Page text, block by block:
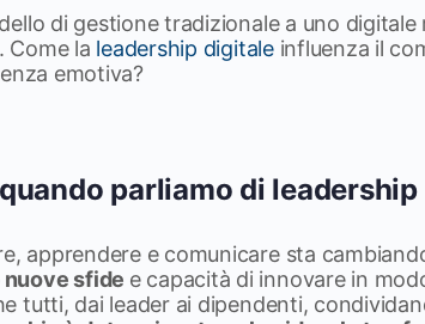
di gestione tradizionale a uno
Come la leadership digitaleinfluenza il
emotiva?
parliamo di
apprendere e comunicare sta
sfide e capacità di innovare in
tutti, dai leader ai dipendenti,